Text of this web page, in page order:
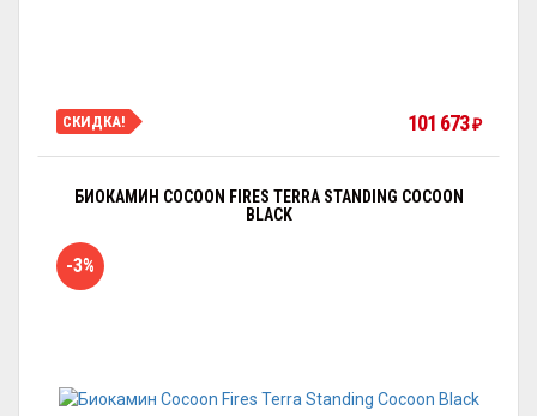
СКИДКА! 101 673 ₽
БИОКАМИН COCOON FIRES TERRA STANDING COCOON
BLACK
-3%